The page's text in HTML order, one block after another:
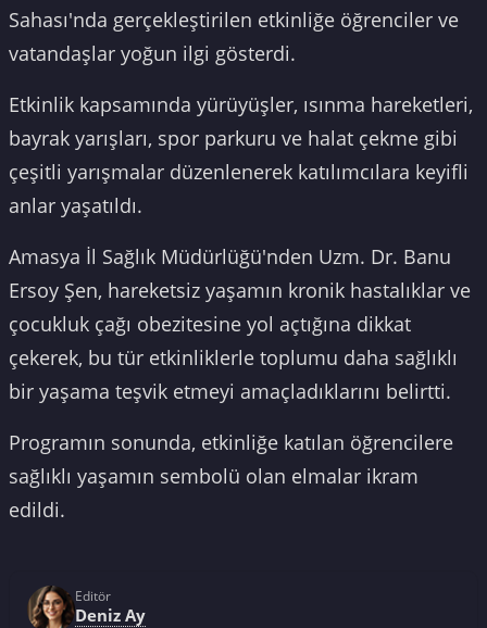
Sahası'nda gerçekleştirilen etkinliğe öğrenciler ve
vatandaşlar yoğun ilgi gösterdi.
Etkinlik kapsamında yürüyüşler, ısınma hareketleri,
bayrak yarışları, spor parkuru ve halat çekme gibi
çeşitli yarışmalar düzenlenerek katılımcılara keyifli
anlar yaşatıldı.
Amasya İl Sağlık Müdürlüğü'nden Uzm. Dr. Banu
Ersoy Şen, hareketsiz yaşamın kronik hastalıklar ve
çocukluk çağı obezitesine yol açtığına dikkat
çekerek, bu tür etkinliklerle toplumu daha sağlıklı
bir yaşama teşvik etmeyi amaçladıklarını belirtti.
Programın sonunda, etkinliğe katılan öğrencilere
sağlıklı yaşamın sembolü olan elmalar ikram
edildi.
Editör
Deniz Ay